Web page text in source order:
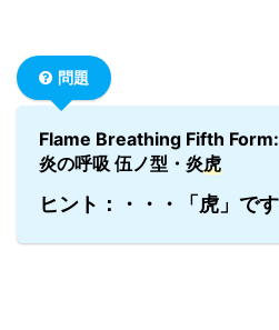
問題
Flame Breathing Fifth
炎の呼吸 伍ノ型・炎虎
ヒント：・・・「虎」です